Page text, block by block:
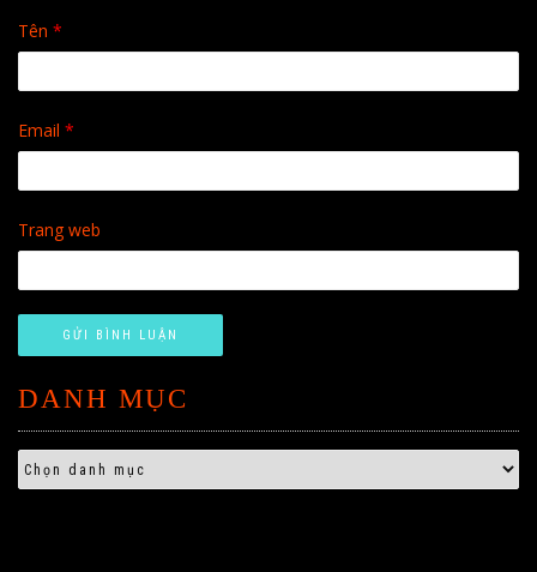
Tên *
Email *
Trang web
DANH MỤC